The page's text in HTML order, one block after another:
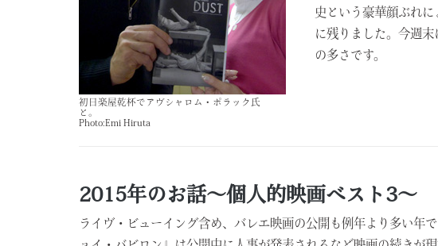
初日楽屋乾杯でアヴシャロム・ポラック氏
と。
Photo:Emi Hiruta
史という豪華顔ぶれ
に残りました。今週末
の多さです。
2015年のお話～個人的映画ベスト3～
ライヴ・ビューイング含め、バレエ映画の公開も例年より多い年